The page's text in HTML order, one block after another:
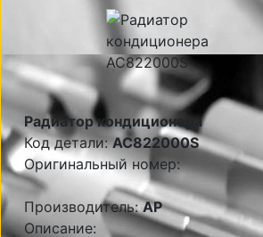
Радиатор кондиционера
Код детали:AC822000S
Оригинальный номер:
Производитель:AP
Описание: